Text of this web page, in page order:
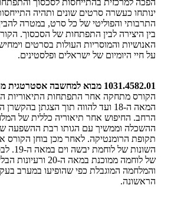
ינותחו כעשרה סרטים שונים ותהיה
התרבותי והפוליטי של כל סרט, במטרה
בין היצירה לבין התפתחות של הסכסוך.
האנושיות והמוסריות העולות בסרטים
על חיי היומיום של ישראלים ופלסטינים.​
1031.4582.01 מבוא למחשבה אסטרטגית מודרנית
הקורס מתחקה אחר התפתחות התיאוריות
המאה ה-18 ועד להווה תוך הצגתן
הרחב. החיפוש אחר תיאוריה כללית של
ההשכלה וממשיך עם הגותו רבת ההשפעה
תקופת הרומנטיקה. לאחר מכן בוחן הקורס
השונות
של לוחמה ממוכנת
והמלחמה המוגבלת כפי שהופיעו במערב
הראשונה.